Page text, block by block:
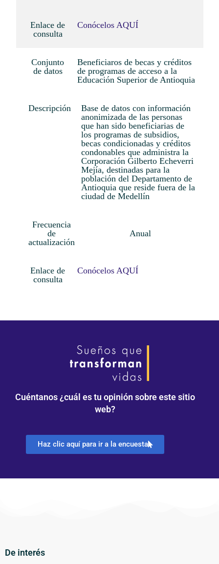
Enlace de
consulta
Conócelos AQUÍ
Conjunto
de datos
Beneficiaros de becas y créditos
de programas de acceso a la
Educación Superior de Antioquia
Descripción
Base de datos con información
anonimizada de las personas
que han sido beneficiarias de
los programas de subsidios,
becas condicionadas y créditos
condonables que administra la
Corporación Gilberto Echeverri
Mejía, destinadas para la
población del Departamento de
Antioquia que reside fuera de la
ciudad de Medellín
Frecuencia
de
actualización
Anual
Enlace de
consulta
Conócelos AQUÍ
Cuéntanos ¿cuál es tu opinión sobre este sitio
web?
Haz clic aquí para ir a la encuesta
De interés